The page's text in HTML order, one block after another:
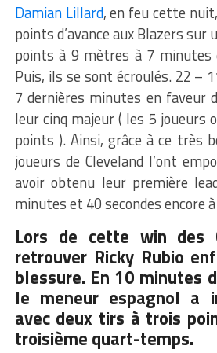
Damian Lillard, en feu cette
points d’avance aux Blazers
points à 9 mètres à 7
Puis, ils se sont écroulés. 22 –
7 dernières minutes en faveur
leur cinq majeur ( les 5 joueurs
points ). Ainsi, grâce à ce très
joueurs de Cleveland l’ont
avoir obtenu leur première
minutes et 40 secondes encore
Lors de cette win des
retrouver Ricky Rubio
blessure. En 10 minutes
le meneur espagnol a
avec deux tirs à trois
troisième quart-temps.